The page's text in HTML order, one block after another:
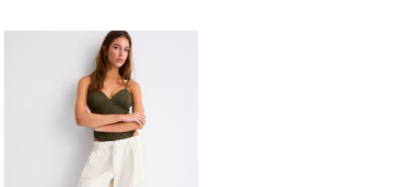
diverse kleuren.